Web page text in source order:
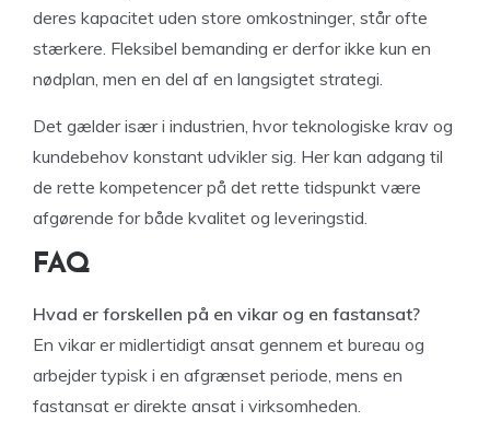
deres kapacitet uden store omkostninger, står ofte
stærkere. Fleksibel bemanding er derfor ikke kun en
nødplan, men en del af en langsigtet strategi.
Det gælder især i industrien, hvor teknologiske krav og
kundebehov konstant udvikler sig. Her kan adgang til
de rette kompetencer på det rette tidspunkt være
afgørende for både kvalitet og leveringstid.
FAQ
Hvad er forskellen på en vikar og en fastansat?
En vikar er midlertidigt ansat gennem et bureau og
arbejder typisk i en afgrænset periode, mens en
fastansat er direkte ansat i virksomheden.